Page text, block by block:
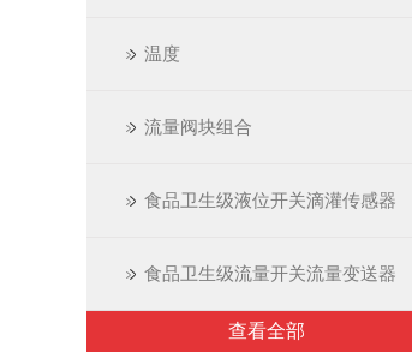
温度
流量阀块组合
食品卫生级液位开关滴灌传感器
食品卫生级流量开关流量变送器
查看全部